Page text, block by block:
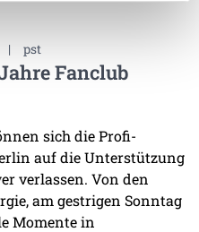
| pst
Fanclub
sich die Profi-
auf die Unterstützung
verlassen. Von den
am gestrigen Sonntag
Momente in